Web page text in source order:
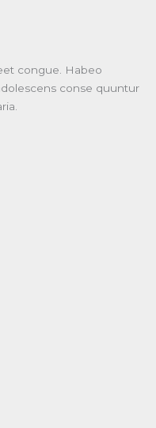
congue. Habeo
conse quuntur